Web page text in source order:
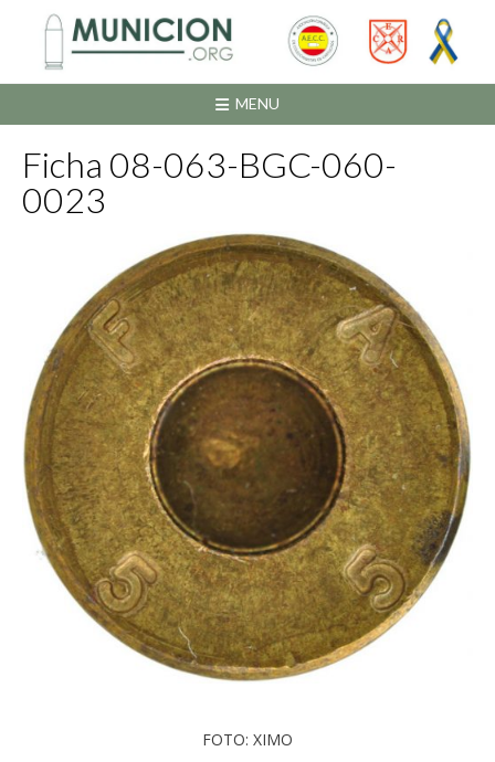
contenido
MENU
Ficha 08-063-BGC-060-
0023
FOTO: XIMO